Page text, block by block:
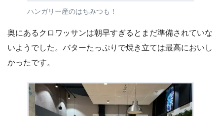
ハンガリー産のはちみつも！
奥にあるクロワッサンは朝早すぎるとまだ準備されていな
いようでした。バターたっぷりで焼き立ては最高においし
かったです。